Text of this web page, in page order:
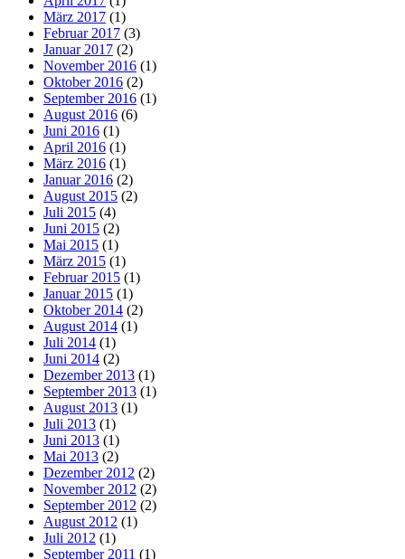
März 2017 (1)
Februar 2017 (3)
Januar 2017 (2)
November 2016 (1)
Oktober 2016 (2)
September 2016 (1)
August 2016 (6)
Juni 2016 (1)
April 2016 (1)
März 2016 (1)
Januar 2016 (2)
August 2015 (2)
Juli 2015 (4)
Juni 2015 (2)
Mai 2015 (1)
März 2015 (1)
Februar 2015 (1)
Januar 2015 (1)
Oktober 2014 (2)
August 2014 (1)
Juli 2014 (1)
Juni 2014 (2)
Dezember 2013 (1)
September 2013 (1)
August 2013 (1)
Juli 2013 (1)
Juni 2013 (1)
Mai 2013 (2)
Dezember 2012 (2)
November 2012 (2)
September 2012 (2)
August 2012 (1)
Juli 2012 (1)
September 2011 (1)